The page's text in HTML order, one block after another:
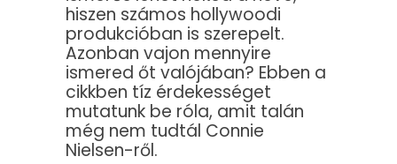
hiszen számos hollywoodi
produkcióban is szerepelt.
Azonban vajon mennyire
ismered őt valójában? Ebben a
cikkben tíz érdekességet
mutatunk be róla, amit talán
még nem tudtál Connie
Nielsen-ről.